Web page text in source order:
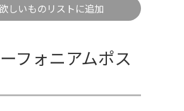
しいものリストに追加
フォニアムポス